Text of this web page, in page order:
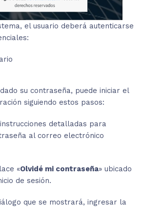
el usuario deberá autenticarse
su contraseña, puede iniciar el
siguiendo estos pasos:
detalladas para
al correo electrónico
«Olvidé mi contraseña» ubicado
de sesión.
que se mostrará, ingresar la